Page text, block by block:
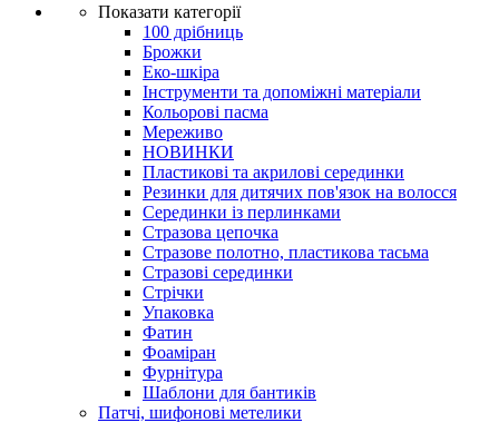
Показати категорії
100 дрібниць
Брожки
Еко-шкіра
Інструменти та допоміжні матеріали
Кольорові пасма
Мереживо
НОВИНКИ
Пластикові та акрилові серединки
Резинки для дитячих пов'язок на волосся
Серединки із перлинками
Стразова цепочка
Стразове полотно, пластикова тасьма
Стразові серединки
Стрічки
Упаковка
Фатин
Фоаміран
Фурнітура
Шаблони для бантиків
Патчі, шифонові метелики